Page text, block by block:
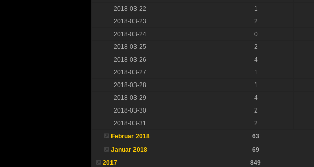
2018-03-22
1
2018-03-23
2
2018-03-24
0
2018-03-25
2
2018-03-26
4
2018-03-27
1
2018-03-28
1
2018-03-29
4
2018-03-30
2
2018-03-31
2
Februar 2018
63
Januar 2018
69
2017
849